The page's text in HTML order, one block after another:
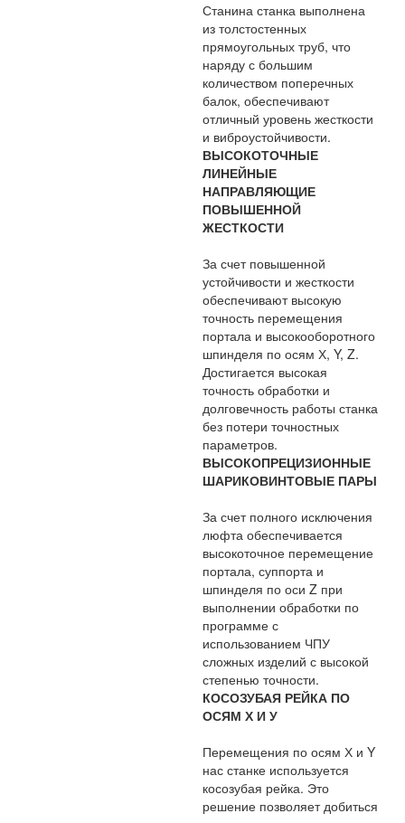
Станина станка выполнена
из толстостенных
прямоугольных труб, что
наряду с большим
количеством поперечных
балок, обеспечивают
отличный уровень жесткости
и виброустойчивости.
ВЫСОКОТОЧНЫЕ
ЛИНЕЙНЫЕ
НАПРАВЛЯЮЩИЕ
ПОВЫШЕННОЙ
ЖЕСТКОСТИ
За счет повышенной
устойчивости и жесткости
обеспечивают высокую
точность перемещения
портала и высокооборотного
шпинделя по осям Х, Y, Z.
Достигается высокая
точность обработки и
долговечность работы станка
без потери точностных
параметров.
ВЫСОКОПРЕЦИЗИОННЫЕ
ШАРИКОВИНТОВЫЕ ПАРЫ
За счет полного исключения
люфта обеспечивается
высокоточное перемещение
портала, суппорта и
шпинделя по оси Z при
выполнении обработки по
программе с
использованием ЧПУ
сложных изделий с высокой
степенью точности.
КОСОЗУБАЯ РЕЙКА ПО
ОСЯМ Х И У
Перемещения по осям Х и Y
нас станке используется
косозубая рейка. Это
решение позволяет добиться